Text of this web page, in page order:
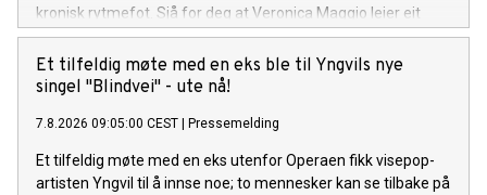
kronisk rytmefot. Sjå for deg at Veronica Maggio leier eit
vekkelsesmøte i indremisjonen kor målet er å gire
forsamlinga opp med pur glede og suggesjon. Liturgien til
den her seansen er Rotevatn sin tekst på arkaisk nynorsk, og
ein uendeleg prosess. "Ad infinitum", frå Andreas Rotevatn si
Et tilfeldig møte med en eks ble til Yngvils nye
singel "Blindvei" - ute nå!
7.8.2026 09:05:00 CEST | Pressemelding
Et tilfeldig møte med en eks utenfor Operaen fikk visepop-
artisten Yngvil til å innse noe; to mennesker kan se tilbake på